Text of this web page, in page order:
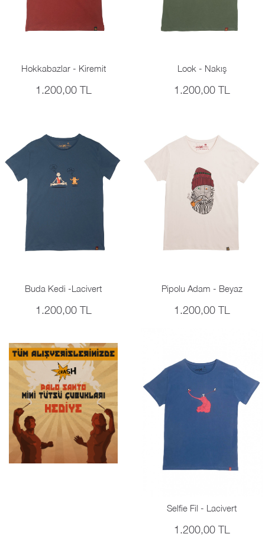
Hokkabazlar - Kiremit
1.200,00 TL
Look - Nakış
1.200,00 TL
Buda Kedi -Lacivert
1.200,00 TL
Pipolu Adam - Beyaz
1.200,00 TL
Selfie Fil - Lacivert
1.200,00 TL